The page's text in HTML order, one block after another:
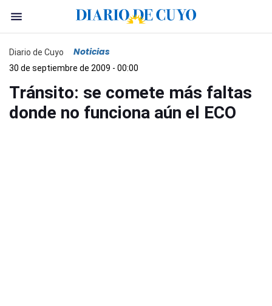
Diario de Cuyo Noticias
30 de septiembre de 2009 - 00:00
Tránsito: se comete más faltas
donde no funciona aún el ECO